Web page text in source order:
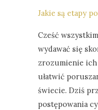
Jakie są etapy
Cześć
wydawać się
zrozumienie ich
ułatwić
świecie. Dziś
postępowania